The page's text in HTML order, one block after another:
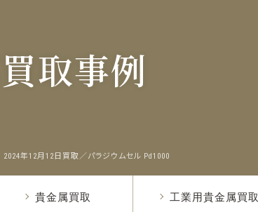
取事例
2024年12月12日買取／パラジウムセル Pd1000
貴金属買取 工業用貴金属買取